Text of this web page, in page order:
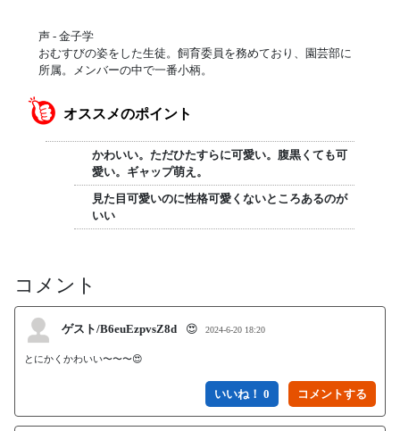
声 - 金子学
おむすびの姿をした生徒。飼育委員を務めており、園芸部に
所属。メンバーの中で一番小柄。
オススメのポイント
かわいい。ただひたすらに可愛い。腹黒くても可
愛い。ギャップ萌え。
見た目可愛いのに性格可愛くないところあるのが
いい
コメント
ゲスト/B6euEzpvsZ8d 😍 2024-6-20 18:20
とにかくかわいい〜〜〜😍
いいね！ 0